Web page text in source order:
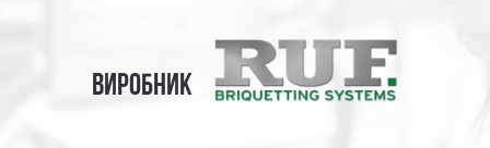
ВИРОБНИК